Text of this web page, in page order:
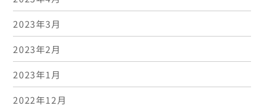
2023年3月
2023年2月
2023年1月
2022年12月